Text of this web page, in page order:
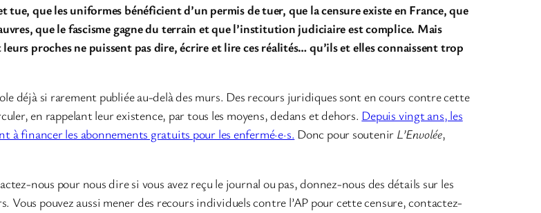
que les uniformes bénéficient d’un permis de tuer, que la censure existe en France, que
que le fascisme gagne du terrain et que l’institution judiciaire est complice. Mais
proches ne puissent pas dire, écrire et lire ces réalités… qu’ils et elles connaissent trop
déjà si rarement publiée au-delà des murs. Des recours juridiques sont en cours contre cette
en rappelant leur existence, par tous les moyens, dedans et dehors. Depuis vingt ans, les
à financer les abonnements gratuits pour les enfermé·e·s. Donc pour soutenir L’Envolée,
nous pour nous dire si vous avez reçu le journal ou pas, donnez-nous des détails sur les
pouvez aussi mener des recours individuels contre l’AP pour cette censure, contactez-